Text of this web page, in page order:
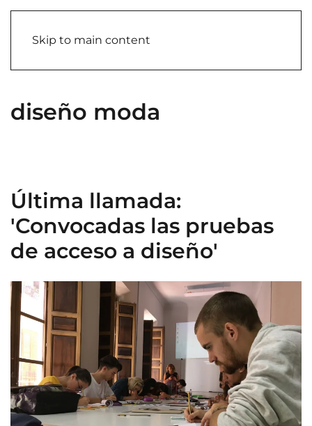
Skip to main content
diseño moda
Última llamada:
'Convocadas las pruebas
de acceso a diseño'